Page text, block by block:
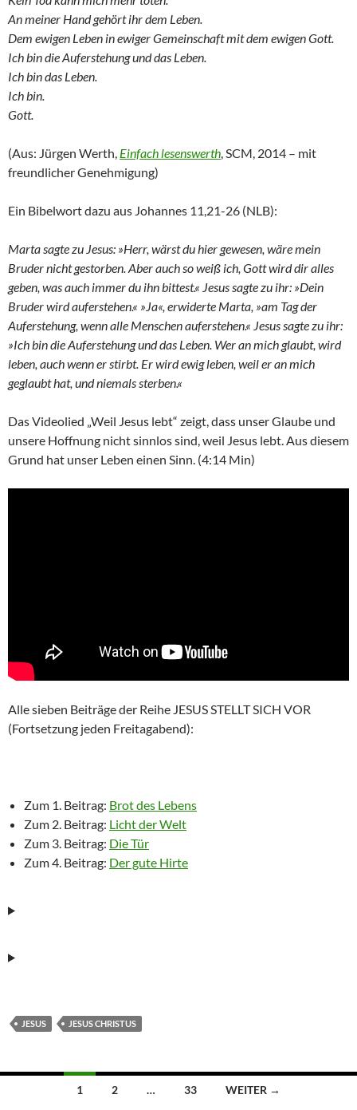
An meiner Hand gehört ihr dem Leben.
Dem ewigen Leben in ewiger Gemeinschaft mit dem ewigen Gott.
Ich bin die Auferstehung und das Leben.
Ich bin das Leben.
Ich bin.
Gott.
(Aus: Jürgen Werth, Einfach lesenswerth, SCM, 2014 – mit
freundlicher Genehmigung)
Ein Bibelwort dazu aus Johannes 11,21-26 (NLB):
Marta sagte zu Jesus: »Herr, wärst du hier gewesen, wäre mein
Bruder nicht gestorben. Aber auch so weiß ich, Gott wird dir alles
geben, was auch immer du ihn bittest.« Jesus sagte zu ihr: »Dein
Bruder wird auferstehen.« »Ja«, erwiderte Marta, »am Tag der
Auferstehung, wenn alle Menschen auferstehen.« Jesus sagte zu ihr:
»Ich bin die Auferstehung und das Leben. Wer an mich glaubt, wird
leben, auch wenn er stirbt. Er wird ewig leben, weil er an mich
geglaubt hat, und niemals sterben.«
Das Videolied „Weil Jesus lebt“ zeigt, dass unser Glaube und
unsere Hoffnung nicht sinnlos sind, weil Jesus lebt. Aus diesem
Grund hat unser Leben einen Sinn. (4:14 Min)
Alle sieben Beiträge der Reihe JESUS STELLT SICH VOR
(Fortsetzung jeden Freitagabend):
Zum 1. Beitrag: Brot des Lebens
Zum 2. Beitrag: Licht der Welt
Zum 3. Beitrag: Die Tür
Zum 4. Beitrag: Der gute Hirte
JESUS JESUS CHRISTUS
Beitragsnavigation
1 2 … 33 WEITER →